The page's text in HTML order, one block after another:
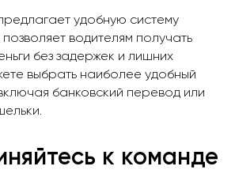
удобную систему
водителям получать
без задержек и лишних
выбрать наиболее удобный
банковский перевод или
к команде